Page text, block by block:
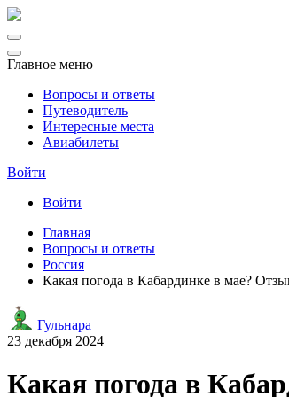
Главное меню
Вопросы и ответы
Путеводитель
Интересные места
Авиабилеты
Войти
Войти
Главная
Вопросы и ответы
Россия
Какая погода в Кабардинке в мае?
Гульнара
23 декабря 2024
Какая погода в